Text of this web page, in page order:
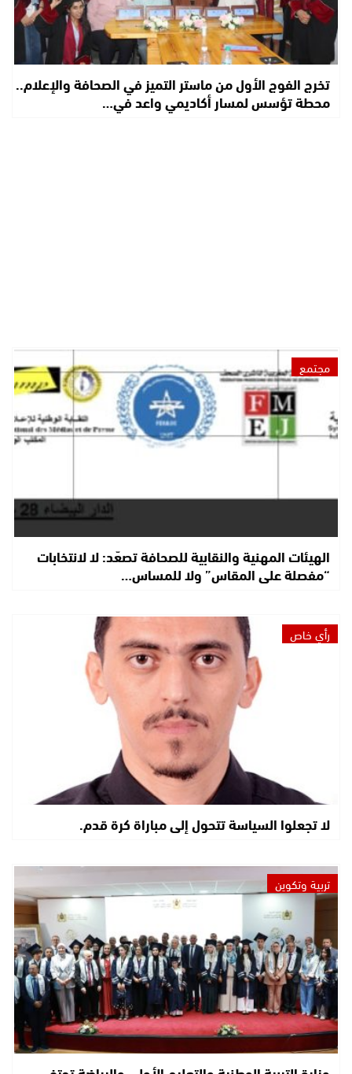
تخرج الفوج الأول من ماستر التميز في الصحافة والإعلام..
محطة تؤسس لمسار أكاديمي واعد في…
مجتمع
الهيئات المهنية والنقابية للصحافة تصعّد: لا لانتخابات
“مفصلة على المقاس” ولا للمساس…
رأي خاص
لا تجعلوا السياسة تتحول إلى مباراة كرة قدم.
تربية وتكوين